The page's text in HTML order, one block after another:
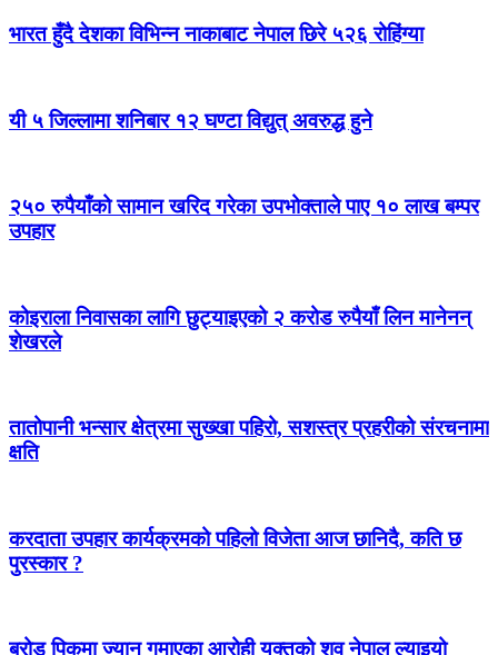
भारत हुँदै देशका विभिन्न नाकाबाट नेपाल छिरे ५२६ रोहिंग्या
यी ५ जिल्लामा शनिबार १२ घण्टा विद्युत् अवरुद्ध हुने
२५० रुपैयाँको सामान खरिद गरेका उपभोक्ताले पाए १० लाख बम्पर
उपहार
कोइराला निवासका लागि छुट्याइएको २ करोड रुपैयाँ लिन मानेनन्
शेखरले
तातोपानी भन्सार क्षेत्रमा सुख्खा पहिरो, सशस्त्र प्रहरीको संरचनामा
क्षति
करदाता उपहार कार्यक्रमको पहिलो विजेता आज छानिदै, कति छ
पुरस्कार ?
ब्रोड पिकमा ज्यान गुमाएका आरोही युक्तको शव नेपाल ल्याइयो